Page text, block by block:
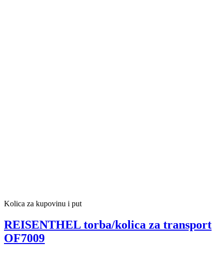
Kolica za kupovinu i put
REISENTHEL torba/kolica za transport
OF7009